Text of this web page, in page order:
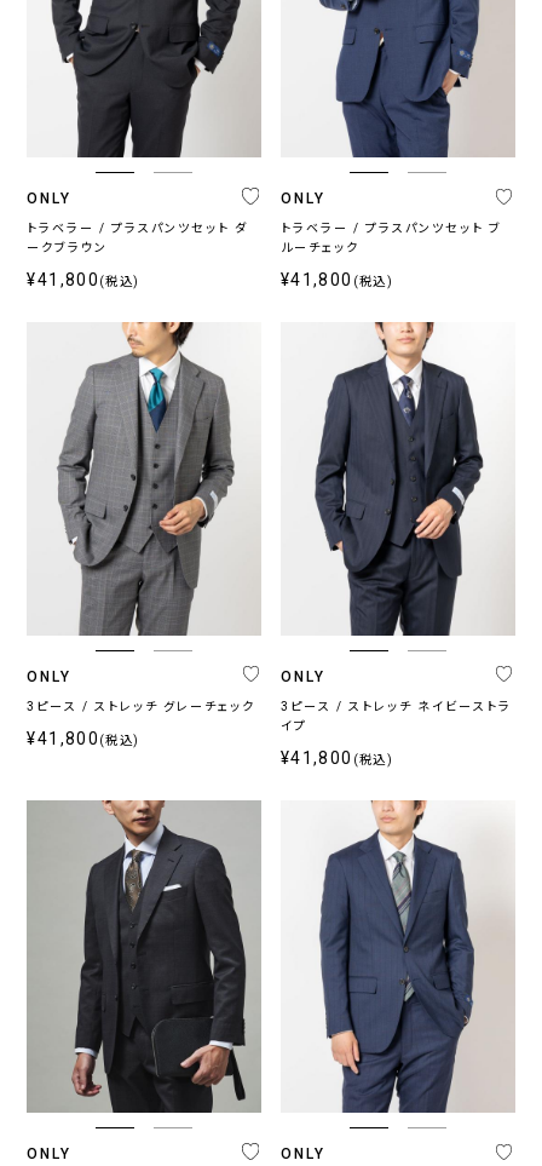
ONLY
トラベラー / プラスパンツセット ダ
ークブラウン
¥41,800 (税込)
ONLY
トラベラー / プラスパンツセット ブ
ルーチェック
¥41,800 (税込)
ONLY
3ピース / ストレッチ グレーチェック
¥41,800 (税込)
ONLY
3ピース / ストレッチ ネイビーストラ
イプ
¥41,800 (税込)
ONLY ONLY